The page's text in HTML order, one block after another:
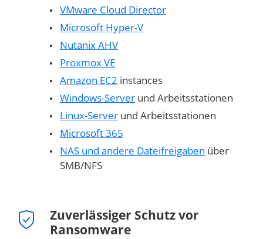
VMware Cloud Director
Microsoft Hyper-V
Nutanix AHV
Proxmox VE
Amazon EC2 instances
Windows-Server und Arbeitsstationen
Linux-Server und Arbeitsstationen
Microsoft 365
NAS und andere Dateifreigaben über
SMB/NFS
Zuverlässiger Schutz vor
Ransomware